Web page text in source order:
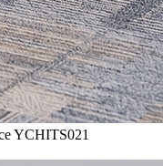
YCHITS021